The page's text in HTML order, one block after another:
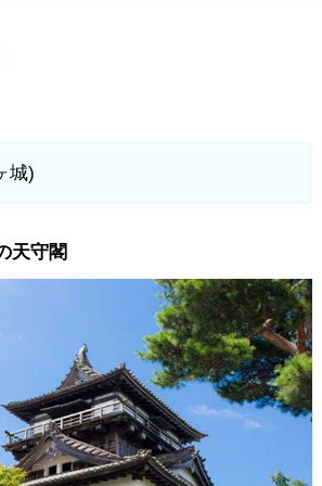
城)
天守閣